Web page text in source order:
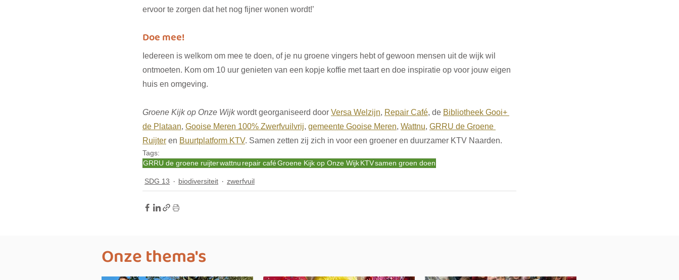
ervoor te zorgen dat het nog fijner wonen wordt!’
Doe mee!
Iedereen is welkom om mee te doen, of je nu groene vingers hebt of gewoon mensen uit de wijk wil
ontmoeten. Kom om 10 uur genieten van een kopje koffie met taart en doe inspiratie op voor jouw eigen
huis en omgeving.
Groene Kijk op Onze Wijk wordt georganiseerd door Versa Welzijn, Repair Café, de Bibliotheek Gooi+
de Plataan, Gooise Meren 100% Zwerfvuilvrij, gemeente Gooise Meren, Wattnu, GRRU de Groene
Ruijter en Buurtplatform KTV. Samen zetten zij zich in voor een groener en duurzamer KTV Naarden.
Tags:
GRRU de groene ruijterwattnu repair caféGroene Kijk op Onze WijkKTVsamen groen doen
SDG 13 biodiversiteit zwerfvuil
Onze thema's